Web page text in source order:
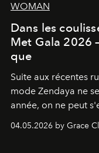
WOMAN
Dans les
Met Gala 2026
que
Suite aux récentes
mode Zendaya ne
année, on ne peut
04.05.2026 by Grace